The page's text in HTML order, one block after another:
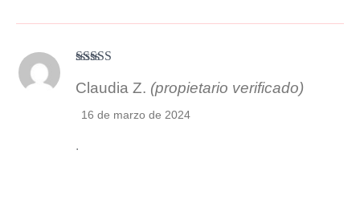
con4 de 5
Claudia Z. (propietario verificado)
16 de marzo de 2024
.